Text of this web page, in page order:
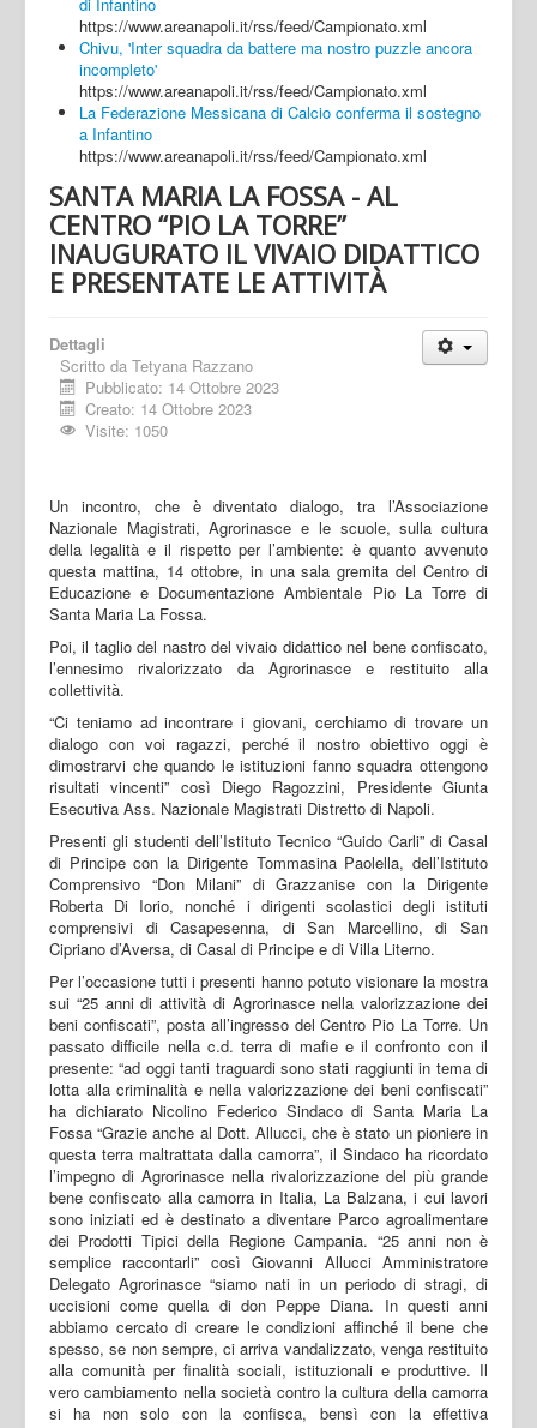
https://www.areanapoli.it/rss/feed/Campionato.xml
Chivu, 'Inter squadra da battere ma nostro puzzle ancora
incompleto'
https://www.areanapoli.it/rss/feed/Campionato.xml
La Federazione Messicana di Calcio conferma il sostegno
a Infantino
https://www.areanapoli.it/rss/feed/Campionato.xml
SANTA MARIA LA FOSSA - AL
CENTRO “PIO LA TORRE”
INAUGURATO IL VIVAIO DIDATTICO
E PRESENTATE LE ATTIVITÀ
Dettagli
Scritto da Tetyana Razzano
Pubblicato: 14 Ottobre 2023
Creato: 14 Ottobre 2023
Visite: 1050
Un incontro, che è diventato dialogo, tra l’Associazione
Nazionale Magistrati, Agrorinasce e le scuole, sulla cultura
della legalità e il rispetto per l’ambiente: è quanto avvenuto
questa mattina, 14 ottobre, in una sala gremita del Centro di
Educazione e Documentazione Ambientale Pio La Torre di
Santa Maria La Fossa.
Poi, il taglio del nastro del vivaio didattico nel bene confiscato,
l’ennesimo rivalorizzato da Agrorinasce e restituito alla
collettività.
“Ci teniamo ad incontrare i giovani, cerchiamo di trovare un
dialogo con voi ragazzi, perché il nostro obiettivo oggi è
dimostrarvi che quando le istituzioni fanno squadra ottengono
risultati vincenti” così Diego Ragozzini, Presidente Giunta
Esecutiva Ass. Nazionale Magistrati Distretto di Napoli.
Presenti gli studenti dell’Istituto Tecnico “Guido Carli” di Casal
di Principe con la Dirigente Tommasina Paolella, dell’Istituto
Comprensivo “Don Milani” di Grazzanise con la Dirigente
Roberta Di Iorio, nonché i dirigenti scolastici degli istituti
comprensivi di Casapesenna, di San Marcellino, di San
Cipriano d’Aversa, di Casal di Principe e di Villa Literno.
Per l’occasione tutti i presenti hanno potuto visionare la mostra
sui “25 anni di attività di Agrorinasce nella valorizzazione dei
beni confiscati”, posta all’ingresso del Centro Pio La Torre. Un
passato difficile nella c.d. terra di mafie e il confronto con il
presente: “ad oggi tanti traguardi sono stati raggiunti in tema di
lotta alla criminalità e nella valorizzazione dei beni confiscati”
ha dichiarato Nicolino Federico Sindaco di Santa Maria La
Fossa “Grazie anche al Dott. Allucci, che è stato un pioniere in
questa terra maltrattata dalla camorra”, il Sindaco ha ricordato
l’impegno di Agrorinasce nella rivalorizzazione del più grande
bene confiscato alla camorra in Italia, La Balzana, i cui lavori
sono iniziati ed è destinato a diventare Parco agroalimentare
dei Prodotti Tipici della Regione Campania. “25 anni non è
semplice raccontarli” così Giovanni Allucci Amministratore
Delegato Agrorinasce “siamo nati in un periodo di stragi, di
uccisioni come quella di don Peppe Diana. In questi anni
abbiamo cercato di creare le condizioni affinché il bene che
spesso, se non sempre, ci arriva vandalizzato, venga restituito
alla comunità per finalità sociali, istituzionali e produttive. Il
vero cambiamento nella società contro la cultura della camorra
si ha non solo con la confisca, bensì con la effettiva